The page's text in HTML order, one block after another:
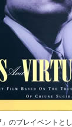
のプレイベントと